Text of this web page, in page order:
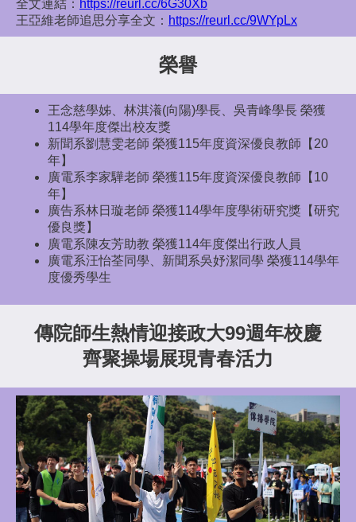
全文連結： https://reurl.cc/6G30Xb
王亞維老師追思分享全文： https://reurl.cc/9WYpLx
榮譽
王念慈學姊、林淇瀁(向陽)學長、吳青峰學長 榮獲
114學年度傑出校友獎
新聞系劉慧雯老師 榮獲115年度資深優良教師【20
年】
廣電系李家驊老師 榮獲115年度資深優良教師【10
年】
廣告系林日璇老師 榮獲114學年度學術研究獎【研究
優良獎】
廣電系陳友芳助教 榮獲114年度傑出行政人員
廣電系汪怡荃同學、新聞系吳妤潔同學 榮獲114學年
度優秀學生
傳院師生熱情迎接政大99週年校慶
齊聚操場展現青春活力